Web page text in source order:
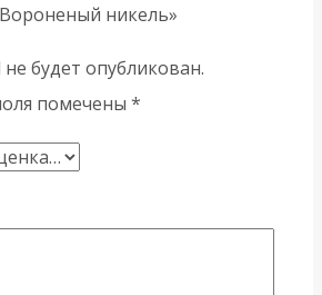
никель»
будет опубликован.
помечены *